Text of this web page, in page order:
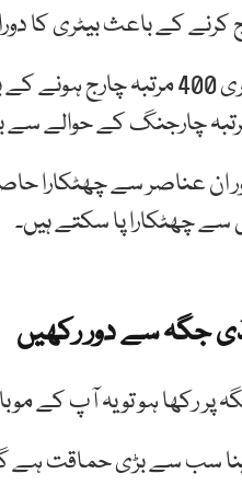
کرنے کے باعث بیٹری کا
ان عناصر سے چھٹکارا
چھٹکارا پا سکتے ہیں۔
جگہ سے دور رکھیں
پر رکھا ہو تو یہ آپ کے
سب سے بڑی حماقت ہے